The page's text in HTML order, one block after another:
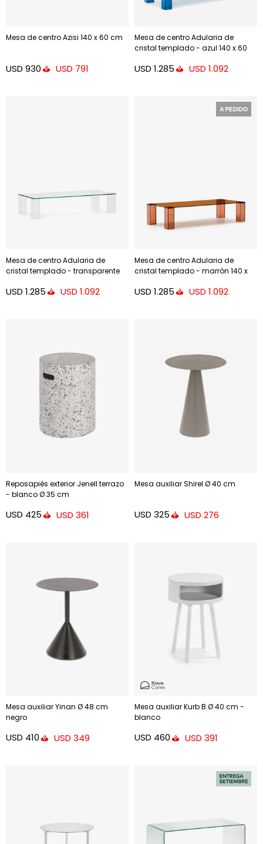
Mesa de centro Azisi 140 x 60 cm
USD 930 USD 791
Mesa de centro Adularia de
cristal templado - azul 140 x 60
USD 1.285 USD 1.092
Mesa de centro Adularia de
cristal templado - transparente
USD 1.285 USD 1.092
Mesa de centro Adularia de
cristal templado - marrón 140 x
USD 1.285 USD 1.092
Reposapiés exterior Jenell terrazo
- blanco Ø 35 cm
USD 425 USD 361
Mesa auxiliar Shirel Ø 40 cm
USD 325 USD 276
Mesa auxiliar Yinan Ø 48 cm
negro
USD 410 USD 349
Mesa auxiliar Kurb B Ø 40 cm -
blanco
USD 460 USD 391